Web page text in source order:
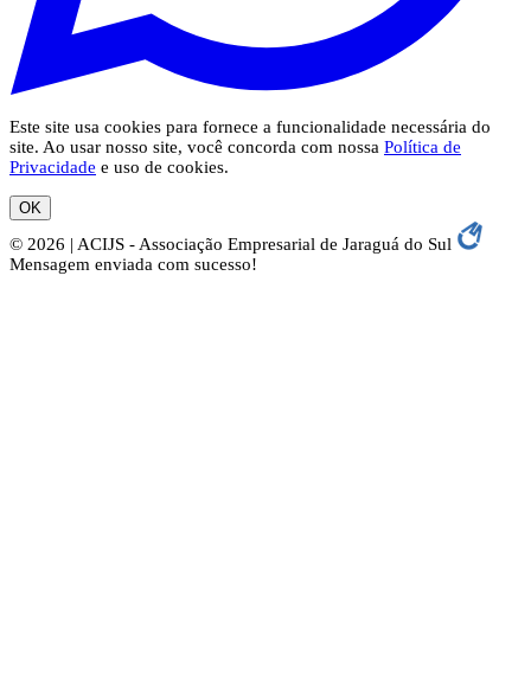
Este site usa cookies para fornece a funcionalidade necessária do
site. Ao usar nosso site, você concorda com nossa Política de
Privacidade e uso de cookies.
OK
© 2026 | ACIJS - Associação Empresarial de Jaraguá do Sul
Mensagem enviada com sucesso!